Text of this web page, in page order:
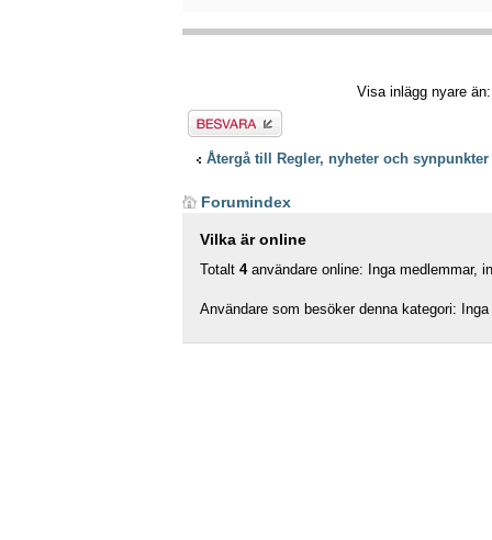
Visa inlägg nyare
Besvara
Återgå till Regler, nyheter och synpunkter
Forumindex
Vilka är online
Totalt 4användare online: Inga medlemmar,
Användare som besöker denna kategori: